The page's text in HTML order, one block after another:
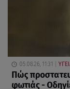
05.08.26, 11:31
Πώς
φωτιάς -